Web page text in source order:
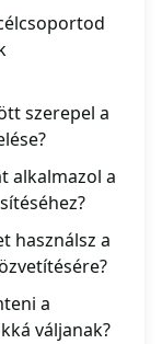
szerepel a
alkalmazol a
használsz a
a
váljanak?